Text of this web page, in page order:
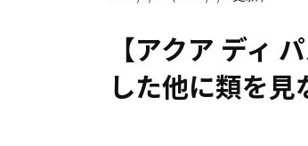
【アクア ディ
した他に類を